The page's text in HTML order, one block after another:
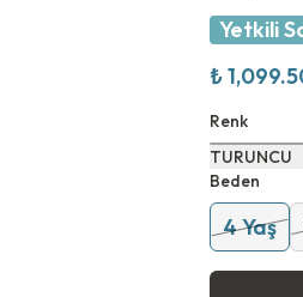
Yetkili
₺
Renk
TURUNCU
Beden
4 Yaş